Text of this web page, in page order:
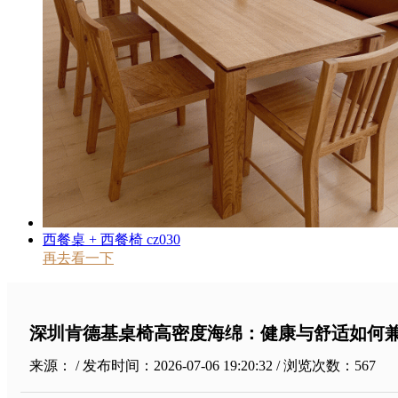
西餐桌 + 西餐椅 cz030
再去看一下
深圳肯德基桌椅高密度海绵：健康与舒适如何
来源： / 发布时间：2026-07-06 19:20:32 / 浏览次数： 567